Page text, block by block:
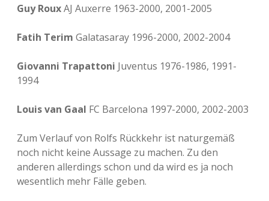
Guy RouxAJ Auxerre 1963-2000, 2001-2005
Fatih Terim Galatasaray 1996-2000, 2002-2004
Giovanni Trapattoni Juventus 1976-1986, 1991-
1994
Louis van Gaal FC Barcelona 1997-2000, 2002-2003
Zum Verlauf von Rolfs Rückkehr ist naturgemäß
noch nicht keine Aussage zu machen. Zu den
anderen allerdings schon und da wird es ja noch
wesentlich mehr Fälle geben.